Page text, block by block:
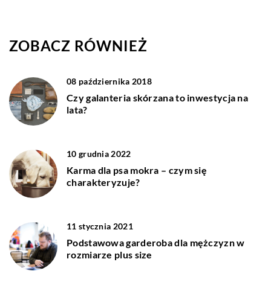
ZOBACZ RÓWNIEŻ
08 października 2018
Czy galanteria skórzana to inwestycja na
lata?
10 grudnia 2022
Karma dla psa mokra – czym się
charakteryzuje?
11 stycznia 2021
Podstawowa garderoba dla mężczyzn w
rozmiarze plus size